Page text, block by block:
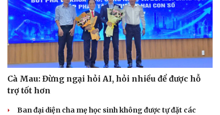
Cà Mau: Đừng ngại hỏi AI, hỏi nhiều để được hỗ
trợ tốt hơn
Ban đại diện cha mẹ học sinh không được tự đặt các